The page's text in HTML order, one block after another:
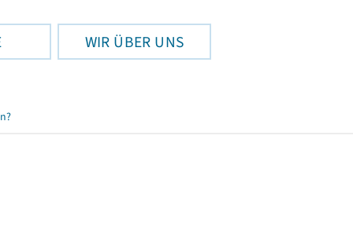
WIR ÜBER UNS